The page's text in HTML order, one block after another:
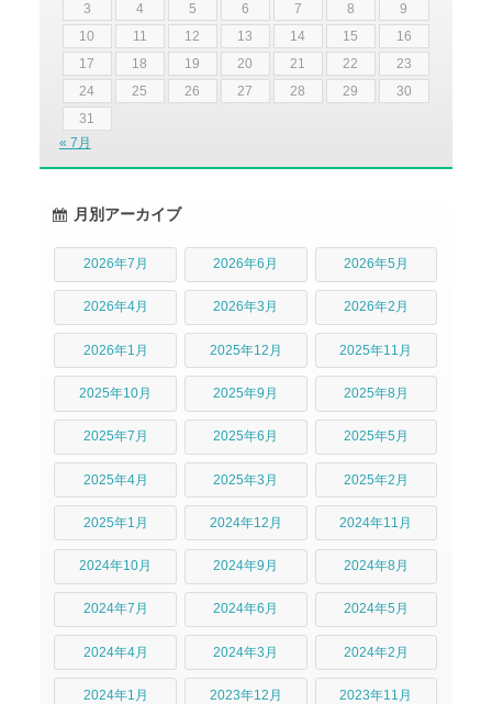
3 4 5 6 7 8
9
10
11 12 13 14 15
16
17
18 19 20 21 22
23
24
25 26 27 28 29
30
31
« 7月
月別アーカイブ
2026年7月 2026年6月 2026年5月
2026年4月 2026年3月 2026年2月
2026年1月 2025年12月 2025年11月
2025年10月 2025年9月 2025年8月
2025年7月 2025年6月 2025年5月
2025年4月 2025年3月 2025年2月
2025年1月 2024年12月 2024年11月
2024年10月 2024年9月 2024年8月
2024年7月 2024年6月 2024年5月
2024年4月 2024年3月 2024年2月
2024年1月 2023年12月 2023年11月